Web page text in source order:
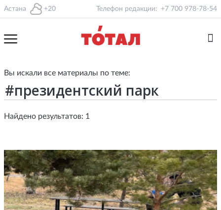
Астана +20 Телефон редакции: +7 700 978-78-54
Вы искали все материалы по теме:
Найдено результатов: 1